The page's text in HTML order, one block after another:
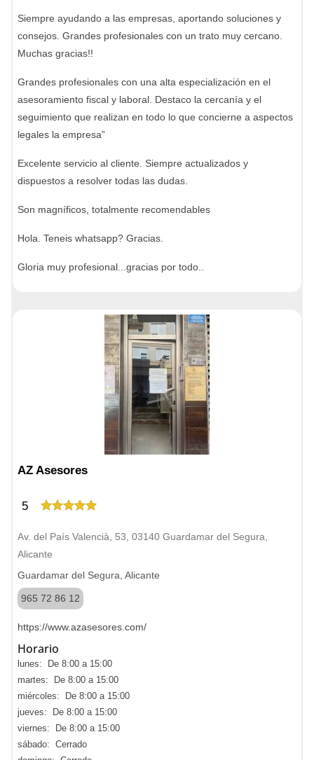
Siempre ayudando a las empresas, aportando soluciones y
consejos. Grandes profesionales con un trato muy cercano.
Muchas gracias!!
Grandes profesionales con una alta especialización en el
asesoramiento fiscal y laboral. Destaco la cercanía y el
seguimiento que realizan en todo lo que concierne a aspectos
legales la empresa”
Excelente servicio al cliente. Siempre actualizados y
dispuestos a resolver todas las dudas.
Son magníficos, totalmente recomendables
Hola. Teneis whatsapp? Gracias.
Gloria muy profesional...gracias por todo..
AZ Asesores
5
Av. del País Valencià, 53, 03140 Guardamar del Segura,
Alicante
Guardamar del Segura, Alicante
965 72 86 12
https://www.azasesores.com/
Horario
lunes: De 8:00 a 15:00
martes: De 8:00 a 15:00
miércoles: De 8:00 a 15:00
jueves: De 8:00 a 15:00
viernes: De 8:00 a 15:00
sábado: Cerrado